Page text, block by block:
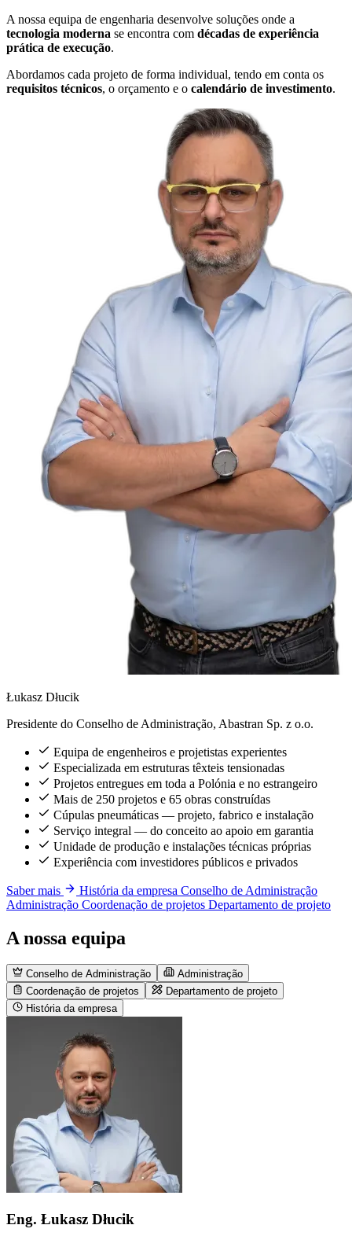
A nossa equipa de engenharia desenvolve soluções onde a
tecnologia moderna se encontra com décadas de experiência
prática de execução.
Abordamos cada projeto de forma individual, tendo em conta os
requisitos técnicos, o orçamento e o calendário de investimento.
Łukasz Dłucik
Presidente do Conselho de Administração, Abastran Sp. z o.o.
Equipa de engenheiros e projetistas experientes
Especializada em estruturas têxteis tensionadas
Projetos entregues em toda a Polónia e no estrangeiro
Mais de 250 projetos e 65 obras construídas
Cúpulas pneumáticas — projeto, fabrico e instalação
Serviço integral — do conceito ao apoio em garantia
Unidade de produção e instalações técnicas próprias
Experiência com investidores públicos e privados
Saber mais História da empresa Conselho de Administração
Administração Coordenação de projetos Departamento de projeto
A nossa equipa
Conselho de Administração
Administração
Coordenação de projetos
Departamento de projeto
História da empresa
Eng. Łukasz Dłucik